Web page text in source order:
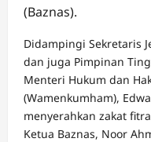
(Baznas).
Didampingi Sekretaris
dan juga Pimpinan
Menteri Hukum dan
(Wamenkumham),
menyerahkan zakat
Ketua Baznas, Noor